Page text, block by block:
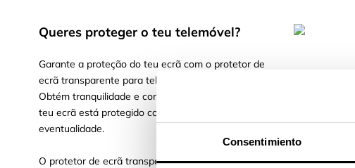
Consentimiento
Queres proteger o teu telemóvel?
Garante a proteção do teu ecrã com o protetor de
ecrã transparente para telemóvel, líder no mercado.
Obtém tranquilidade e confiança ao saber que o
teu ecrã está protegido contra qualquer
eventualidade.
O protetor de ecrã transparente também repele as